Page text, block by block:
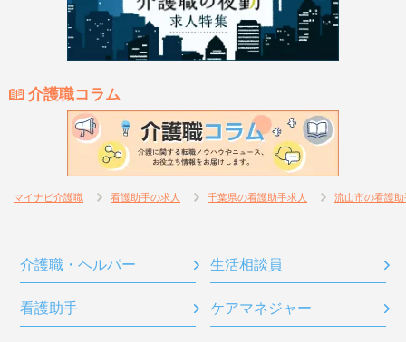
介護職コラム
マイナビ介護職 看護助手の求人 千葉県の看護助手求人 流山市の看護
介護職・ヘルパー 生活相談員
看護助手 ケアマネジャー